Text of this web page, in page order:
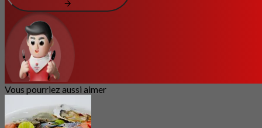
Vous pourriez aussi aimer